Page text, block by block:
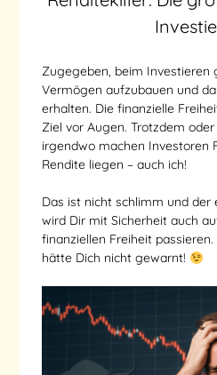
Zugegeben, beim Investieren
Vermögen aufzubauen und
erhalten. Die finanzielle
Ziel vor Augen. Trotzdem
irgendwo machen Investoren
Rendite liegen – auch ich!
Das ist nicht schlimm und der
wird Dir mit Sicherheit auch
finanziellen Freiheit
hätte Dich nicht gewarnt!